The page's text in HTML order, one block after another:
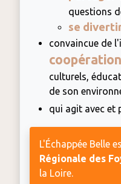
questions
se
convaincue de
culturels,
de son
qui agit avec et
L'Échappée Belle
Régionale des
la Loire.